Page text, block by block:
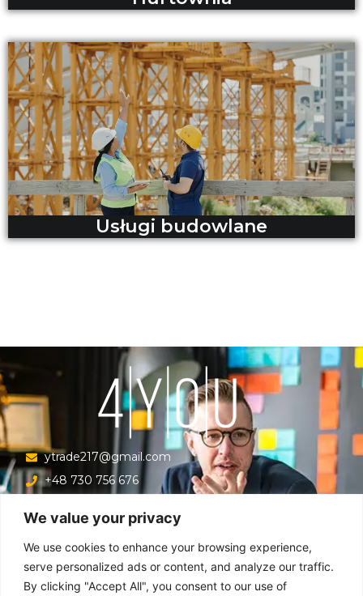
We value your privacy
We use cookies to enhance your browsing experience,
serve personalized ads or content, and analyze our traffic.
By clicking "Accept All", you consent to our use of
Usługi budowlane
ytrade217@gmail.com
+48 730 756 676
Menu
Główna